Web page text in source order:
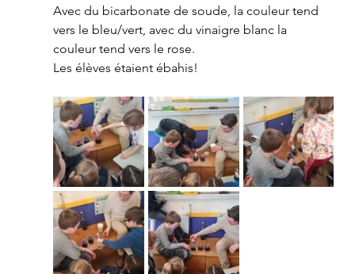
Avec du bicarbonate de soude, la couleur tend
vers le bleu/vert, avec du vinaigre blanc la
couleur tend vers le rose.
Les élèves étaient ébahis!